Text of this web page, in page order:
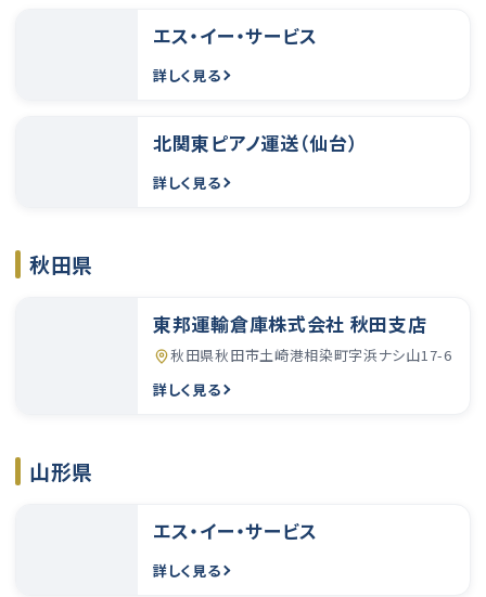
エス・イー・サービス
詳しく見る
北関東ピアノ運送（仙台）
詳しく見る
秋田県
東邦運輸倉庫株式会社 秋田支店
秋田県秋田市土崎港相染町字浜ナシ山17-6
詳しく見る
山形県
エス・イー・サービス
詳しく見る